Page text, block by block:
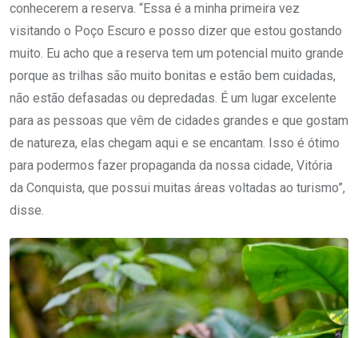
conhecerem a reserva. “Essa é a minha primeira vez
visitando o Poço Escuro e posso dizer que estou gostando
muito. Eu acho que a reserva tem um potencial muito grande
porque as trilhas são muito bonitas e estão bem cuidadas,
não estão defasadas ou depredadas. É um lugar excelente
para as pessoas que vêm de cidades grandes e que gostam
de natureza, elas chegam aqui e se encantam. Isso é ótimo
para podermos fazer propaganda da nossa cidade, Vitória
da Conquista, que possui muitas áreas voltadas ao turismo”,
disse.